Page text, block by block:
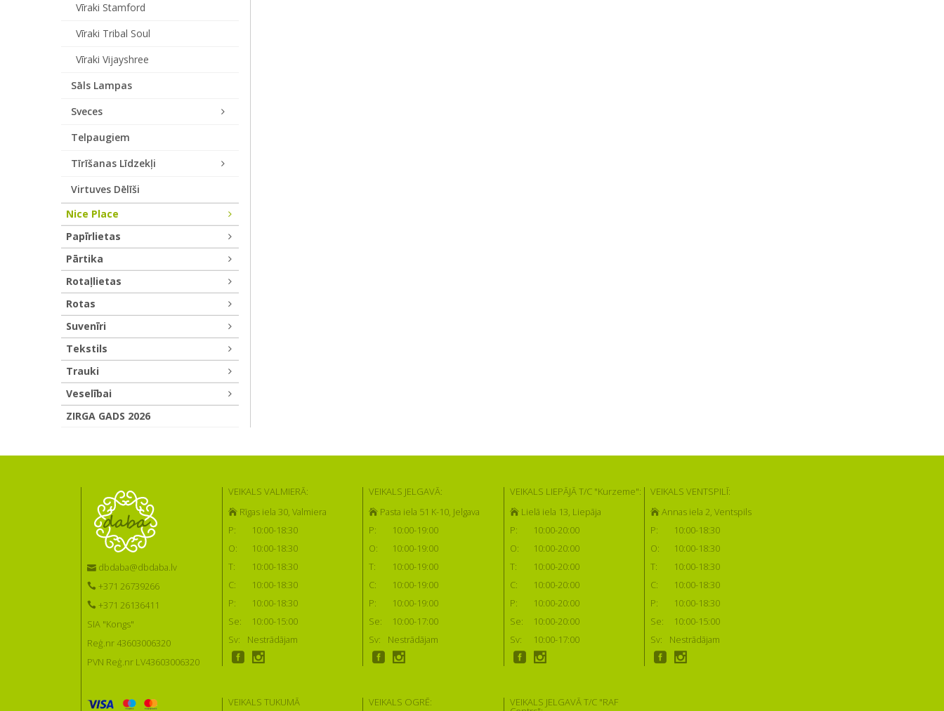
Vīraki Stamford
Vīraki Tribal Soul
Vīraki Vijayshree
Sāls Lampas
Sveces
Telpaugiem
Tīrīšanas Līdzekļi
Virtuves Dēlīši
Nice Place
Papīrlietas
Pārtika
Rotaļlietas
Rotas
Suvenīri
Tekstils
Trauki
Veselībai
ZIRGA GADS 2026
dbdaba@dbdaba.lv
+371 26739266
+371 26136411
SIA "Kongs"
Reģ.nr 43603006320
PVN Reģ.nr LV43603006320
VEIKALS VALMIERĀ:
Rīgas iela 30, Valmiera
P:
10:00-18:30
O:
10:00-18:30
T:
10:00-18:30
C:
10:00-18:30
P:
10:00-18:30
Se:
10:00-15:00
Sv:
Nestrādājam
VEIKALS JELGAVĀ:
Pasta iela 51 K-10, Jelgava
P:
10:00-19:00
O:
10:00-19:00
T:
10:00-19:00
C:
10:00-19:00
P:
10:00-19:00
Se:
10:00-17:00
Sv:
Nestrādājam
VEIKALS LIEPĀJĀ T/C "Kurzeme":
Lielā iela 13, Liepāja
P:
10:00-20:00
O:
10:00-20:00
T:
10:00-20:00
C:
10:00-20:00
P:
10:00-20:00
Se:
10:00-20:00
Sv:
10:00-17:00
VEIKALS VENTSPILĪ:
Annas iela 2, Ventspils
P:
10:00-18:30
O:
10:00-18:30
T:
10:00-18:30
C:
10:00-18:30
P:
10:00-18:30
Se:
10:00-15:00
Sv:
Nestrādājam
VEIKALS TUKUMĀ VEIKALS OGRĒ: VEIKALS JELGAVĀ T/C "RAF